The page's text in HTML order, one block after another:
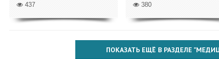
437 380
ПОКАЗАТЬ ЕЩЁ В РАЗДЕЛЕ